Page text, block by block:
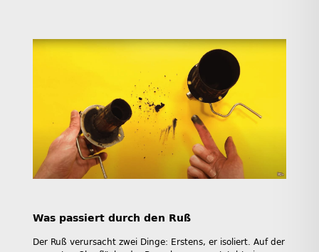
Was passiert durch den Ruß
Der Ruß verursacht zwei Dinge: Erstens, er isoliert. Auf der